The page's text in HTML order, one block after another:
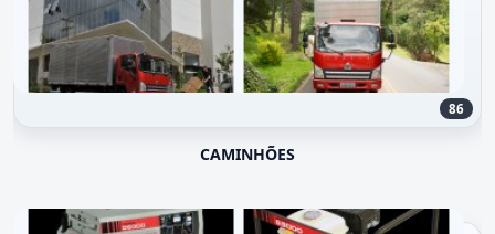
86
CAMINHÕES